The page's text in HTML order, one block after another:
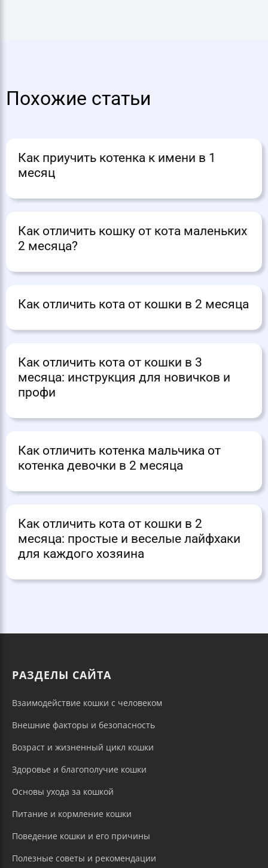
Похожие статьи
Как приучить котенка к имени в 1
месяц
Как отличить кошку от кота маленьких
2 месяца?
Как отличить кота от кошки в 2 месяца
Как отличить кота от кошки в 3
месяца: инструкция для новичков и
профи
Как отличить котенка мальчика от
котенка девочки в 2 месяца
Как отличить кота от кошки в 2
месяца: простые и веселые лайфхаки
для каждого хозяина
РАЗДЕЛЫ САЙТА
Взаимодействие кошки с человеком
Внешние факторы и безопасность
Возраст и жизненный цикл кошки
Здоровье и благополучие кошки
Основы ухода за кошкой
Питание и кормление кошки
Поведение кошки и его причины
Полезные советы и рекомендации